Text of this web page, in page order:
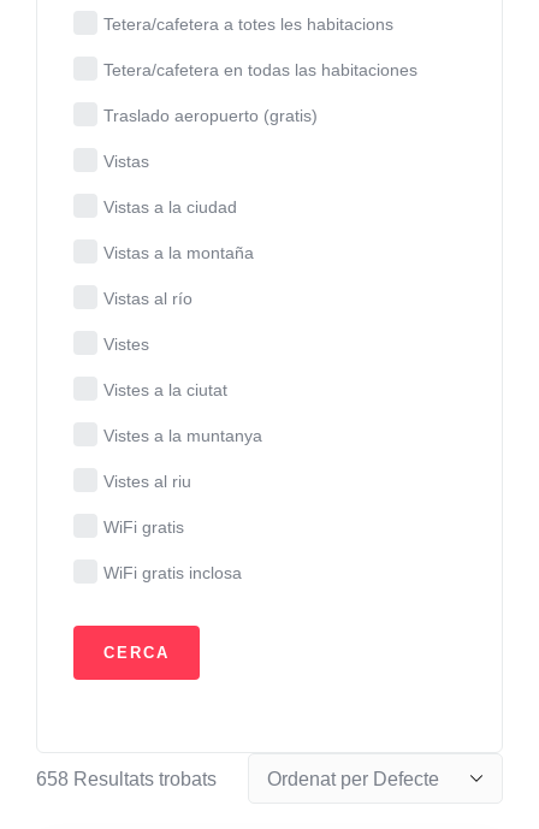
Tetera/cafetera a totes les habitacions
Tetera/cafetera en todas las habitaciones
Traslado aeropuerto (gratis)
Vistas
Vistas a la ciudad
Vistas a la montaña
Vistas al río
Vistes
Vistes a la ciutat
Vistes a la muntanya
Vistes al riu
WiFi gratis
WiFi gratis inclosa
658 Resultats trobats